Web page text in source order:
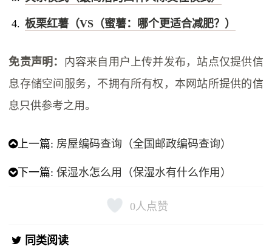
板栗红薯（VS（蜜薯：哪个更适合减肥？）
免责声明： 内容来自用户上传并发布，站点仅提供信
息存储空间服务，不拥有所有权，本网站所提供的信
息只供参考之用。
上一篇: 房屋编码查询（全国邮政编码查询）
下一篇:保湿水怎么用（保湿水有什么作用）
0人点赞
同类阅读